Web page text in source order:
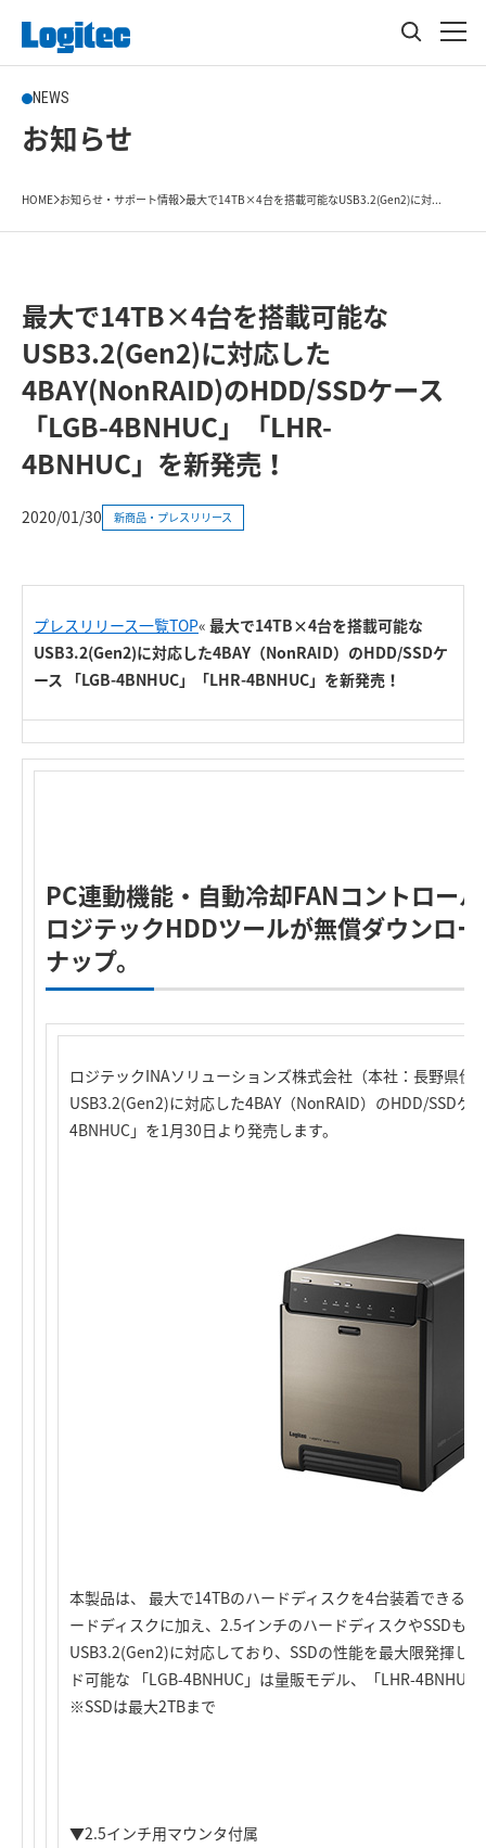
NEWS
お知らせ
HOME お知らせ・サポート情報 最大で14TB×4台を搭載可能なUSB3.2(Gen2)に対...
最大で14TB×4台を搭載可能な
USB3.2(Gen2)に対応した
4BAY(NonRAID)のHDD/SSDケース
「LGB-4BNHUC」「LHR-
4BNHUC」を新発売！
2020/01/30 新商品・プレスリリース
プレスリリース一覧TOP« 最大で14TB×4台を搭載可能な
USB3.2(Gen2)に対応した4BAY（NonRAID）のHDD/SSDケ
ース 「LGB-4BNHUC」「LHR-4BNHUC」を新発売！
PC連動機能・自動冷却FANコントロー
ロジテックHDDツールが無償ダウンロ
ナップ。
ロジテックINAソリューションズ株式会社（本社：長野県伊
USB3.2(Gen2)に対応した4BAY（NonRAID）のHDD/SSDケ
4BNHUC」を1月30日より発売します。
本製品は、 最大で14TBのハードディスクを4台装着できる
ードディスクに加え、2.5インチのハードディスクやSSDも
USB3.2(Gen2)に対応しており、SSDの性能を最大限発揮し
ド可能な 「LGB-4BNHUC」は量販モデル、「LHR-
※SSDは最大2TBまで
▼2.5インチ用マウンタ付属